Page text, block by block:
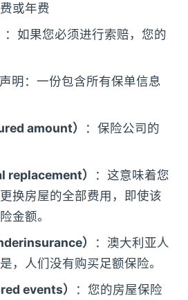
或年费
：如果您必须进行索赔，您的
明：一份包含所有保单信息
amount）
：保险公司的
replacement）
：这意味着您
换房屋的全部费用，即使该
金额。
）
：澳大利亚人
，人们没有购买足额保险。
events）
：您的房屋保险